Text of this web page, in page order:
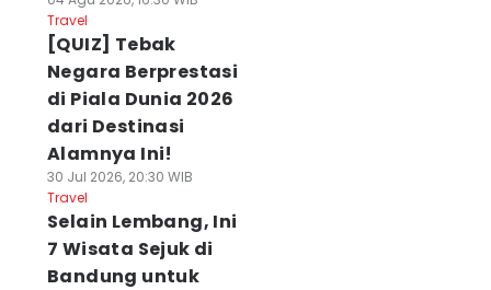
Travel
[QUIZ] Tebak
Negara Berprestasi
di Piala Dunia 2026
dari Destinasi
Alamnya Ini!
30 Jul 2026, 20:30 WIB
Travel
Selain Lembang, Ini
7 Wisata Sejuk di
Bandung untuk